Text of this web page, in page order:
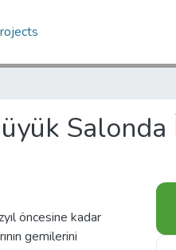
öncesine kadar
gemilerini